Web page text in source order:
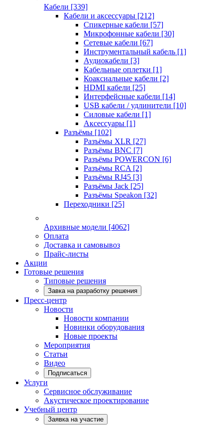
Кабели [339]
Кабели и аксессуары [212]
Спикерные кабели [57]
Микрофонные кабели [30]
Сетевые кабели [67]
Инструментальный кабель [1]
Аудиокабели [3]
Кабельные оплетки [1]
Коаксиальные кабели [2]
HDMI кабели [25]
Интерфейсные кабели [14]
USB кабели / удлинители [10]
Силовые кабели [1]
Аксессуары [1]
Разъёмы [102]
Разъёмы XLR [27]
Разъёмы BNC [7]
Разъёмы POWERCON [6]
Разъёмы RCA [2]
Разъёмы RJ45 [3]
Разъёмы Jack [25]
Разъёмы Speakon [32]
Переходники [25]
Архивные модели [4062]
Оплата
Доставка и самовывоз
Прайс-листы
Акции
Готовые решения
Типовые решения
Завка на разработку решения
Пресс-центр
Новости
Новости компании
Новинки оборудования
Новые проекты
Мероприятия
Статьи
Видео
Подписаться
Услуги
Сервисное обслуживание
Акустическое проектирование
Учебный центр
Заявка на участие